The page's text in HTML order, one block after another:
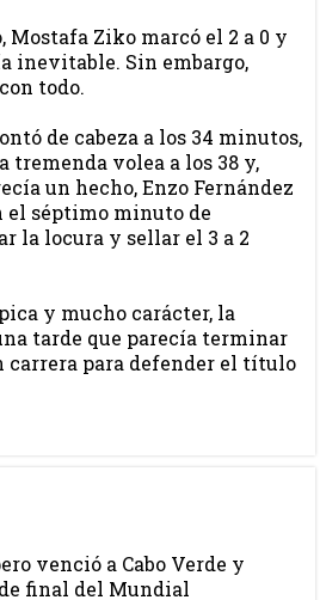
Mostafa Ziko marcó el 2 a 0 y
inevitable. Sin embargo,
todo.
de cabeza a los 34 minutos,
tremenda volea a los 38 y,
un hecho, Enzo Fernández
el séptimo minuto de
la locura y sellar el 3 a 2
y mucho carácter, la
tarde que parecía terminar
carrera para defender el título
venció a Cabo Verde y
final del Mundial